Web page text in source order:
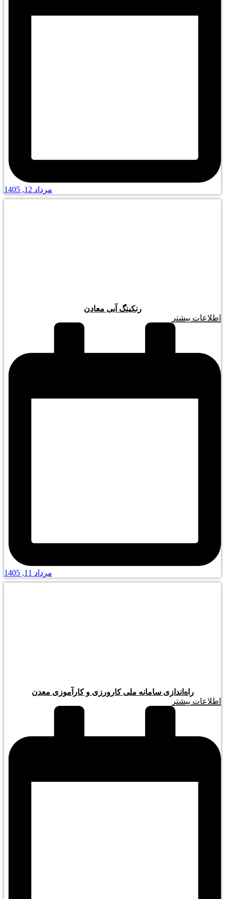
مرداد 12, 1405
رنکینگ آبی معادن
اطلاعات بیشتر
مرداد 11, 1405
راه‌اندازی سامانه ملی کارورزی و کارآموزی معدن
اطلاعات بیشتر